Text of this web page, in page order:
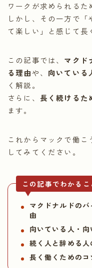
ワークが求められるた
しかし、その一方で
て楽しい」と感じて長
この記事では、 マクド
る理由や、 向いている
く解説。
さらに、 長く続けるた
ます。
これからマックで働
してみてください。
この記事でわかるこ
マクドナルドの
由
向いている人・
続く人と辞める人
長く働くための